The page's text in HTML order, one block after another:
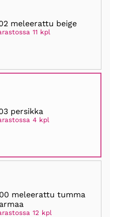
meleerattu beige
11 kpl
persikka
4 kpl
meleerattu tumma
12 kpl